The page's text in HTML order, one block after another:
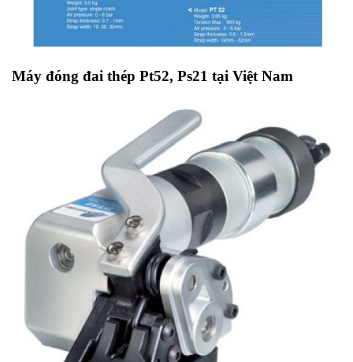
Máy đóng đai thép Pt52, Ps21 tại Việt Nam